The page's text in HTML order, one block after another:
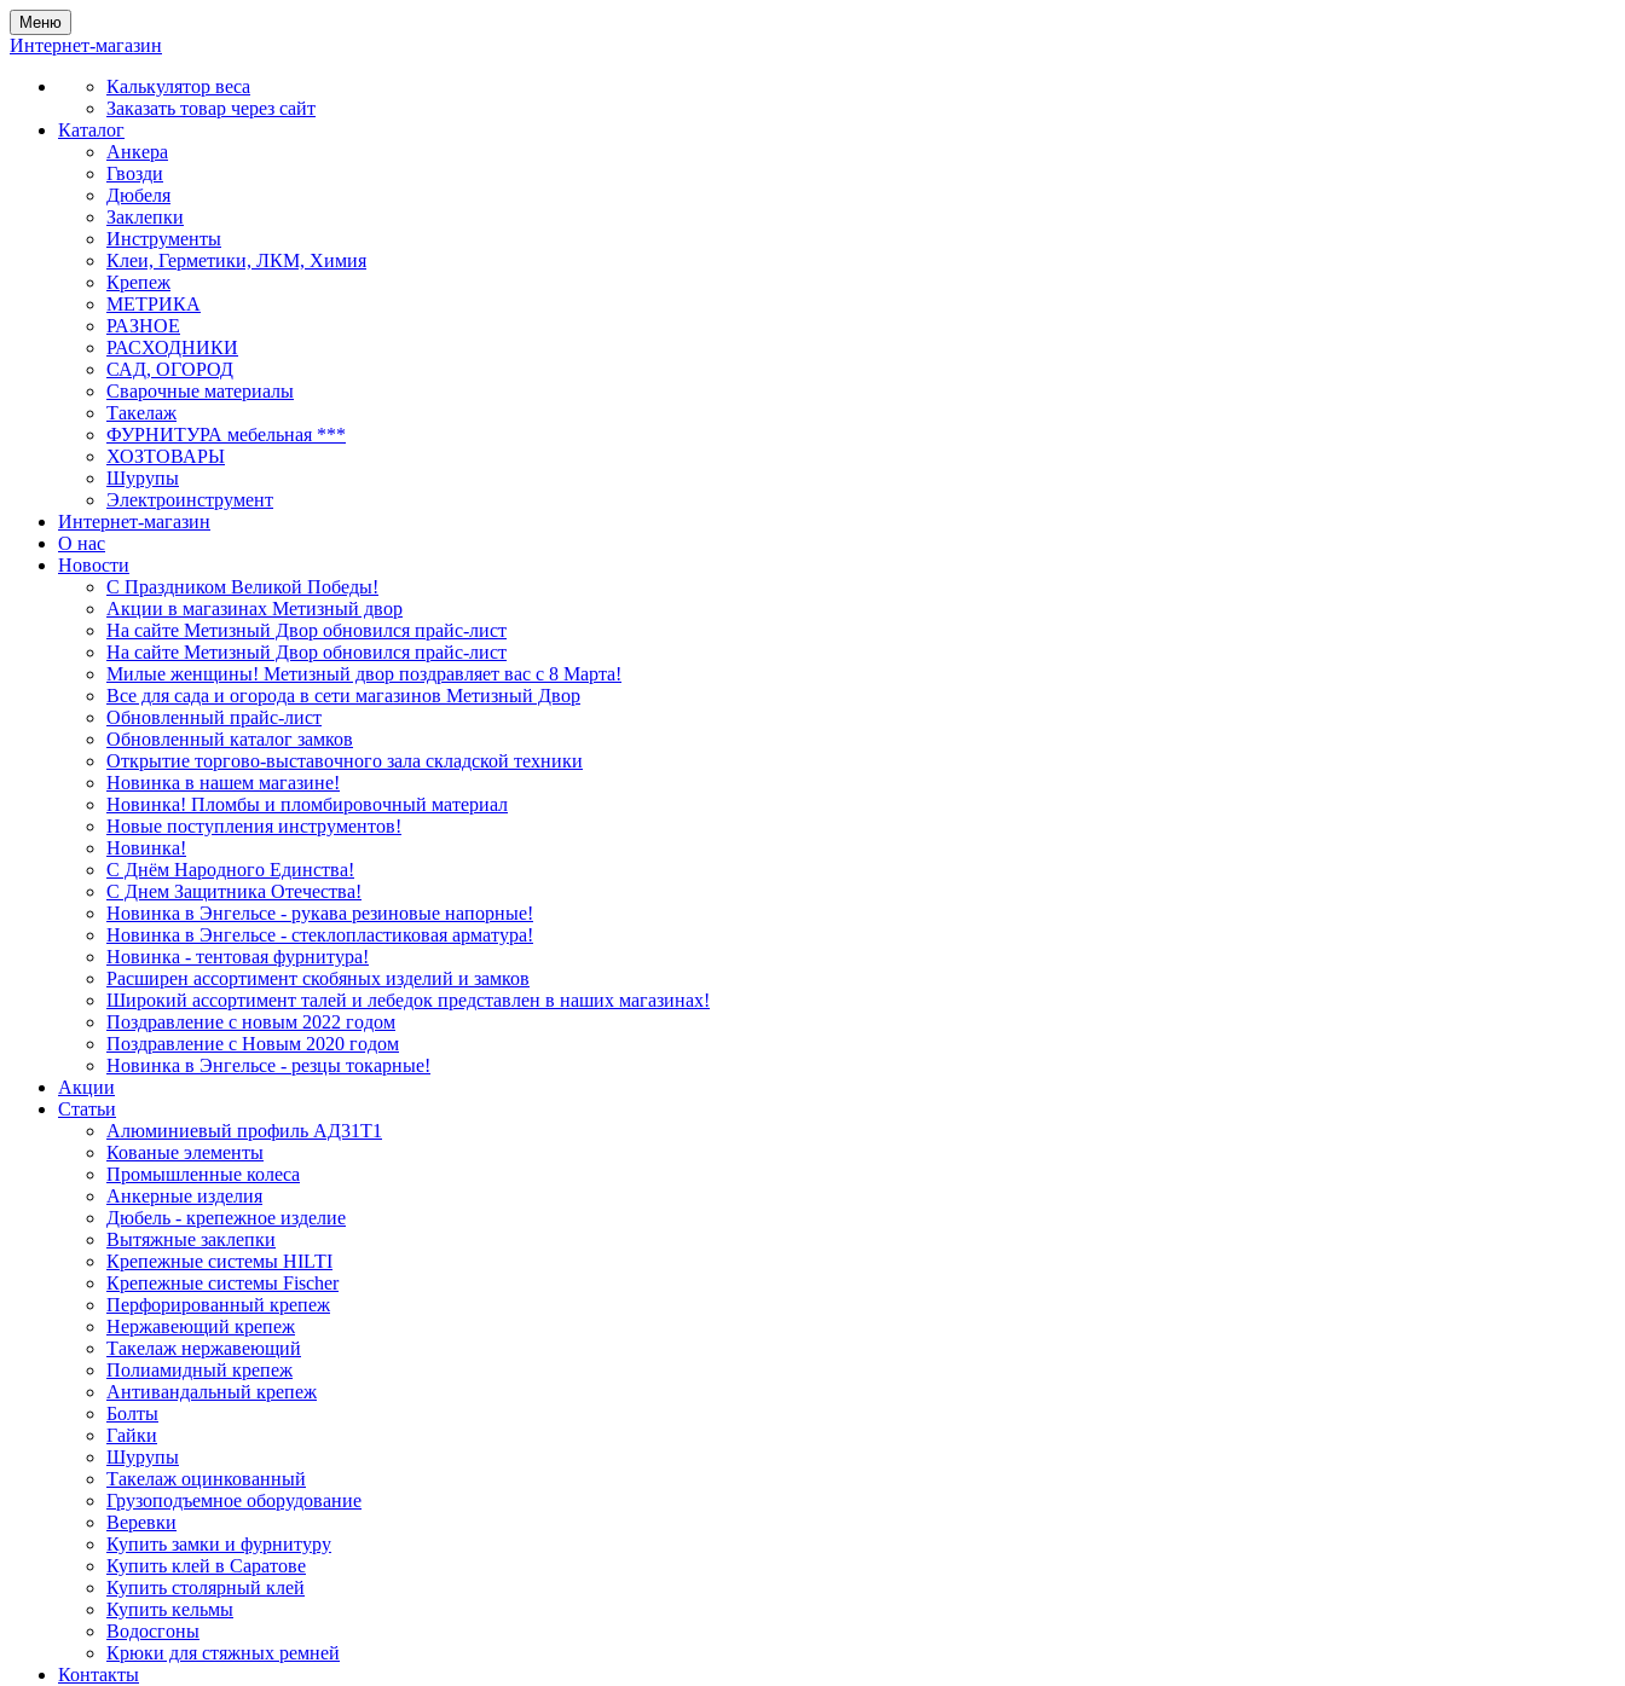
Меню
Интернет-магазин
Калькулятор веса
Заказать товар через сайт
Каталог
Анкера
Гвозди
Дюбеля
Заклепки
Инструменты
Клеи, Герметики, ЛКМ, Химия
Крепеж
МЕТРИКА
РАЗНОЕ
РАСХОДНИКИ
САД, ОГОРОД
Сварочные материалы
Такелаж
ФУРНИТУРА мебельная ***
ХОЗТОВАРЫ
Шурупы
Электроинструмент
Интернет-магазин
О нас
Новости
С Праздником Великой Победы!
Акции в магазинах Метизный двор
На сайте Метизный Двор обновился прайс-лист
На сайте Метизный Двор обновился прайс-лист
Милые женщины! Метизный двор поздравляет вас с 8 Марта!
Все для сада и огорода в сети магазинов Метизный Двор
Обновленный прайс-лист
Обновленный каталог замков
Открытие торгово-выставочного зала складской техники
Новинка в нашем магазине!
Новинка! Пломбы и пломбировочный материал
Новые поступления инструментов!
Новинка!
С Днём Народного Единства!
С Днем Защитника Отечества!
Новинка в Энгельсе - рукава резиновые напорные!
Новинка в Энгельсе - стеклопластиковая арматура!
Новинка - тентовая фурнитура!
Расширен ассортимент скобяных изделий и замков
Широкий ассортимент талей и лебедок представлен в наших магазинах!
Поздравление с новым 2022 годом
Поздравление с Новым 2020 годом
Новинка в Энгельсе - резцы токарные!
Акции
Статьи
Алюминиевый профиль АД31Т1
Кованые элементы
Промышленные колеса
Анкерные изделия
Дюбель - крепежное изделие
Вытяжные заклепки
Крепежные системы HILTI
Крепежные системы Fischer
Перфорированный крепеж
Нержавеющий крепеж
Такелаж нержавеющий
Полиамидный крепеж
Антивандальный крепеж
Болты
Гайки
Шурупы
Такелаж оцинкованный
Грузоподъемное оборудование
Веревки
Купить замки и фурнитуру
Купить клей в Саратове
Купить столярный клей
Купить кельмы
Водосгоны
Крюки для стяжных ремней
Контакты